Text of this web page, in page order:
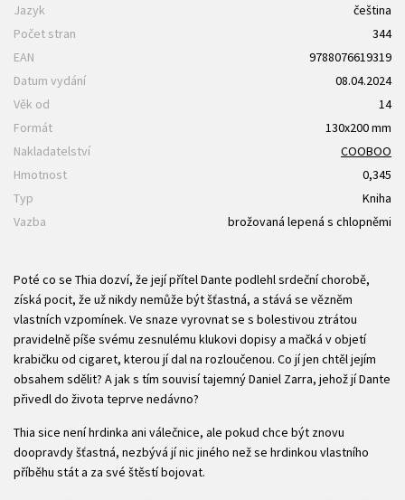
Jazyk
čeština
Počet stran
344
EAN
9788076619319
Datum vydání
08.04.2024
Věk od
14
Formát
130x200 mm
Nakladatelství
COOBOO
Hmotnost
0,345
Typ
Kniha
Vazba
brožovaná lepená s chlopněmi
Poté co se Thia dozví, že její přítel Dante podlehl srdeční chorobě,
získá pocit, že už nikdy nemůže být šťastná, a stává se vězněm
vlastních vzpomínek. Ve snaze vyrovnat se s bolestivou ztrátou
pravidelně píše svému zesnulému klukovi dopisy a mačká v objetí
krabičku od cigaret, kterou jí dal na rozloučenou. Co jí jen chtěl jejím
obsahem sdělit? A jak s tím souvisí tajemný Daniel Zarra, jehož jí Dante
přivedl do života teprve nedávno?
Thia sice není hrdinka ani válečnice, ale pokud chce být znovu
doopravdy šťastná, nezbývá jí nic jiného než se hrdinkou vlastního
příběhu stát a za své štěstí bojovat.